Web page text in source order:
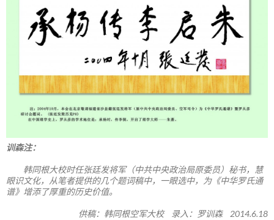
训森注：
韩同根大校时任张廷发将军（中共中央政治局原委员）秘书，慧
眼识文化，从笔者提供的几个题词稿中，一眼选中，为《中华罗氏通
谱》增添了厚重的历史价值。
供稿：韩同根空军大校 录入：罗训森 2014.6.18